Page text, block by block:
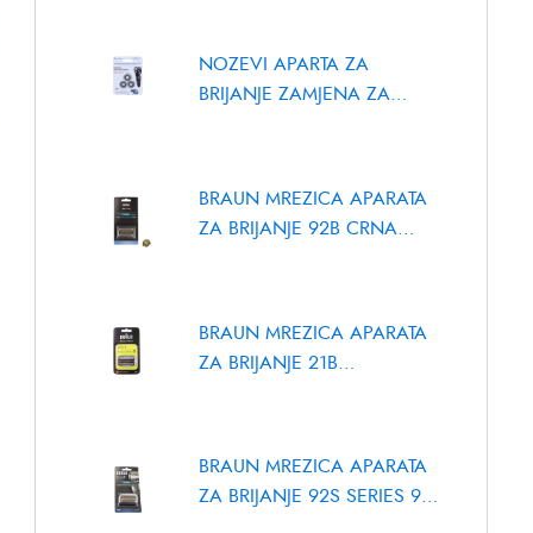
POSUDA ZA
MLIJEKO
NOZEVI APARTA ZA
BRIJANJE ZAMJENA ZA
BRAUN MREZICA APARATA
ZA BRIJANJE 92B CRNA
BRAUN MREZICA APARATA
ZA BRIJANJE 21B
BRAUN MREZICA APARATA
ZA BRIJANJE 92S SERIES 9